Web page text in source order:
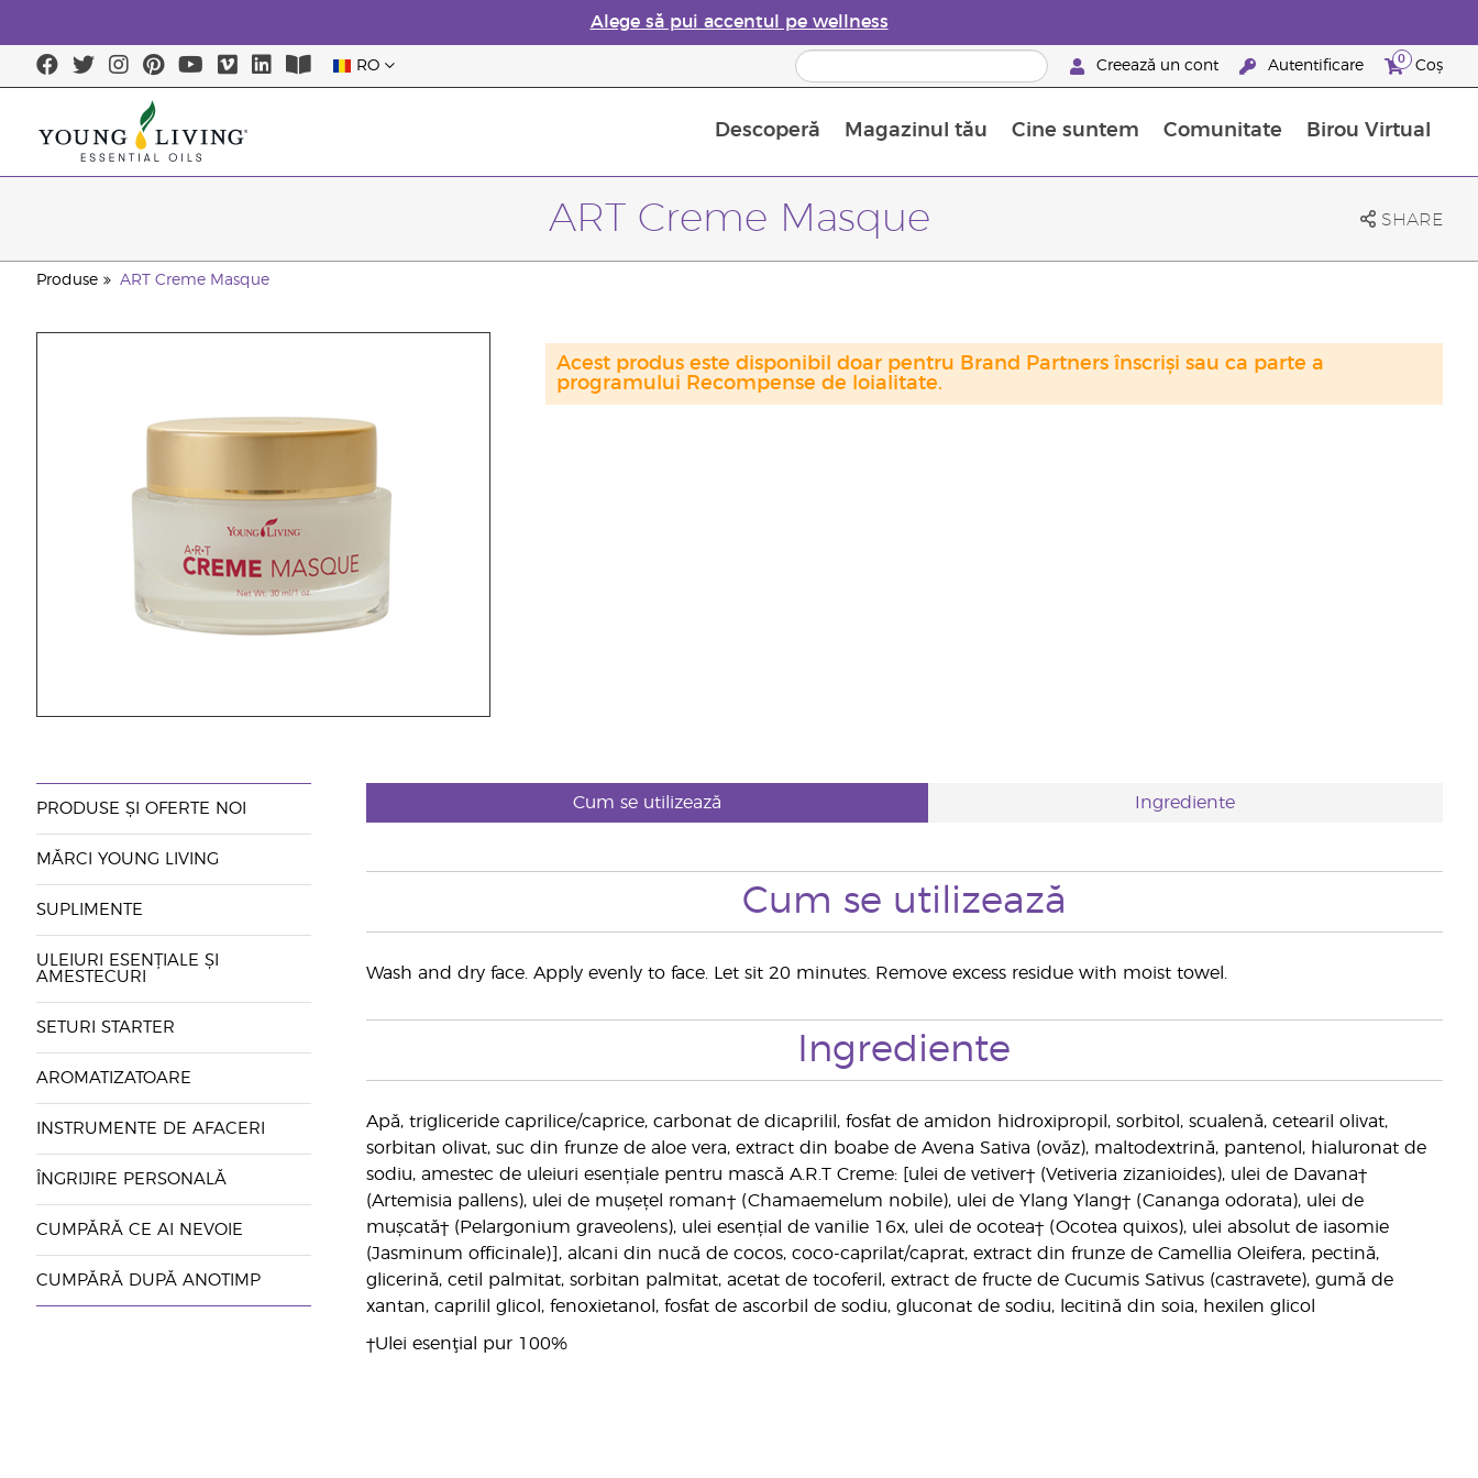
Alege să pui accentul pe wellness
RO Creează un cont Autentificare 0 Coș
Descoperă Magazinul tău Cine suntem Comunitate Birou Virtual
ART Creme Masque SHARE
Produse ART Creme Masque
Acest produs este disponibil doar pentru Brand Partners înscriși sau ca parte a
programului Recompense de loialitate.
PRODUSE ȘI OFERTE NOI
MĂRCI YOUNG LIVING
SUPLIMENTE
ULEIURI ESENȚIALE ȘI
AMESTECURI
SETURI STARTER
AROMATIZATOARE
INSTRUMENTE DE AFACERI
ÎNGRIJIRE PERSONALĂ
CUMPĂRĂ CE AI NEVOIE
CUMPĂRĂ DUPĂ ANOTIMP
Cum se utilizează Ingrediente
Cum se utilizează
Wash and dry face. Apply evenly to face. Let sit 20 minutes. Remove excess residue with moist towel.
Ingrediente
Apă, trigliceride caprilice/caprice, carbonat de dicaprilil, fosfat de amidon hidroxipropil, sorbitol, scualenă, cetearil olivat,
sorbitan olivat, suc din frunze de aloe vera, extract din boabe de Avena Sativa (ovăz), maltodextrină, pantenol, hialuronat de
sodiu, amestec de uleiuri esențiale pentru mască A.R.T Creme: [ulei de vetiver† (Vetiveria zizanioides), ulei de Davana†
(Artemisia pallens), ulei de mușețel roman† (Chamaemelum nobile), ulei de Ylang Ylang† (Cananga odorata), ulei de
mușcată† (Pelargonium graveolens), ulei esențial de vanilie 16x, ulei de ocotea† (Ocotea quixos), ulei absolut de iasomie
(Jasminum officinale)], alcani din nucă de cocos, coco-caprilat/caprat, extract din frunze de Camellia Oleifera, pectină,
glicerină, cetil palmitat, sorbitan palmitat, acetat de tocoferil, extract de fructe de Cucumis Sativus (castravete), gumă de
xantan, caprilil glicol, fenoxietanol, fosfat de ascorbil de sodiu, gluconat de sodiu, lecitină din soia, hexilen glicol
†Ulei esenţial pur 100%